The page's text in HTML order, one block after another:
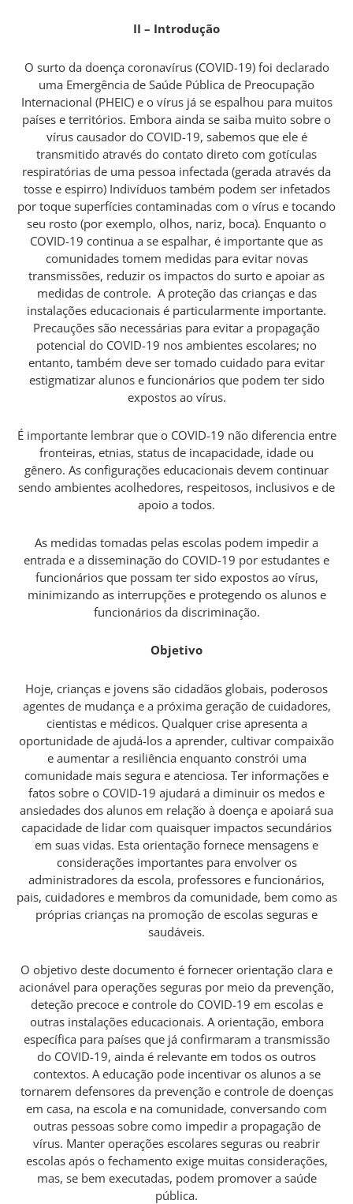
II – Introdução
O surto da doença coronavírus (COVID-19) foi declarado
uma Emergência de Saúde Pública de Preocupação
Internacional (PHEIC) e o vírus já se espalhou para muitos
países e territórios. Embora ainda se saiba muito sobre o
vírus causador do COVID-19, sabemos que ele é
transmitido através do contato direto com gotículas
respiratórias de uma pessoa infectada (gerada através da
tosse e espirro) Indivíduos também podem ser infetados
por toque superfícies contaminadas com o vírus e tocando
seu rosto (por exemplo, olhos, nariz, boca). Enquanto o
COVID-19 continua a se espalhar, é importante que as
comunidades tomem medidas para evitar novas
transmissões, reduzir os impactos do surto e apoiar as
medidas de controle. A proteção das crianças e das
instalações educacionais é particularmente importante.
Precauções são necessárias para evitar a propagação
potencial do COVID-19 nos ambientes escolares; no
entanto, também deve ser tomado cuidado para evitar
estigmatizar alunos e funcionários que podem ter sido
expostos ao vírus.
É importante lembrar que o COVID-19 não diferencia entre
fronteiras, etnias, status de incapacidade, idade ou
gênero. As configurações educacionais devem continuar
sendo ambientes acolhedores, respeitosos, inclusivos e de
apoio a todos.
As medidas tomadas pelas escolas podem impedir a
entrada e a disseminação do COVID-19 por estudantes e
funcionários que possam ter sido expostos ao vírus,
minimizando as interrupções e protegendo os alunos e
funcionários da discriminação.
Objetivo
Hoje, crianças e jovens são cidadãos globais, poderosos
agentes de mudança e a próxima geração de cuidadores,
cientistas e médicos. Qualquer crise apresenta a
oportunidade de ajudá-los a aprender, cultivar compaixão
e aumentar a resiliência enquanto constrói uma
comunidade mais segura e atenciosa. Ter informações e
fatos sobre o COVID-19 ajudará a diminuir os medos e
ansiedades dos alunos em relação à doença e apoiará sua
capacidade de lidar com quaisquer impactos secundários
em suas vidas. Esta orientação fornece mensagens e
considerações importantes para envolver os
administradores da escola, professores e funcionários,
pais, cuidadores e membros da comunidade, bem como as
próprias crianças na promoção de escolas seguras e
saudáveis.
O objetivo deste documento é fornecer orientação clara e
acionável para operações seguras por meio da prevenção,
deteção precoce e controle do COVID-19 em escolas e
outras instalações educacionais. A orientação, embora
específica para países que já confirmaram a transmissão
do COVID-19, ainda é relevante em todos os outros
contextos. A educação pode incentivar os alunos a se
tornarem defensores da prevenção e controle de doenças
em casa, na escola e na comunidade, conversando com
outras pessoas sobre como impedir a propagação de
vírus. Manter operações escolares seguras ou reabrir
escolas após o fechamento exige muitas considerações,
mas, se bem executadas, podem promover a saúde
pública.